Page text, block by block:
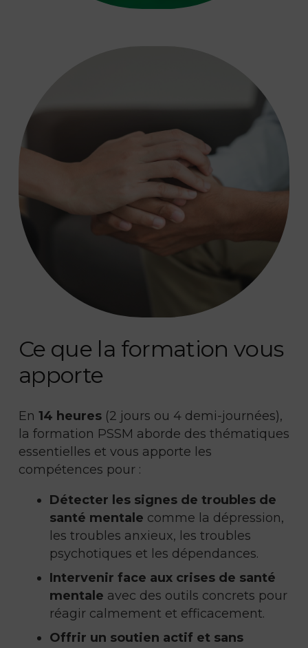
Ce que la formation vous
apporte
En 14 heures (2 jours ou 4 demi-journées),
la formation PSSM aborde des thématiques
essentielles et vous apporte les
compétences pour :
Détecter les signes de troubles de
santé mentale comme la dépression,
les troubles anxieux, les troubles
psychotiques et les dépendances.
Intervenir face aux crises de santé
mentale avec des outils concrets pour
réagir calmement et efficacement.
Offrir un soutien actif et sans